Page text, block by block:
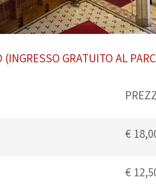
GRATUITO AL
€
€